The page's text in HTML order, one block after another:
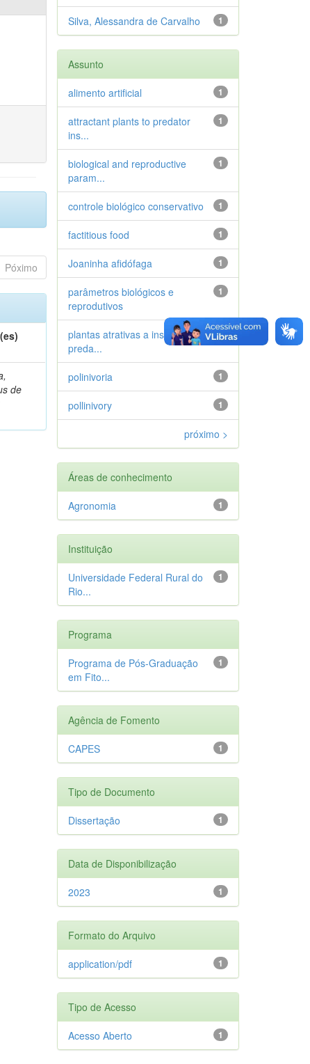
Póximo
de
1
Silva, Alessandra de Carvalho
Assunto
1
alimento artificial
1
attractant plants to predator
ins...
1
biological and reproductive
param...
1
controle biológico conservativo
1
factitious food
1
Joaninha afidófaga
1
parâmetros biológicos e
reprodutivos
1
plantas atrativas a insetos
preda...
1
polinivoria
1
pollinivory
próximo >
Áreas de conhecimento
1
Agronomia
Instituição
1
Universidade Federal Rural do
Rio...
Programa
1
Programa de Pós-Graduação
em Fito...
Agência de Fomento
1
CAPES
Tipo de Documento
1
Dissertação
Data de Disponibilização
1
2023
Formato do Arquivo
1
application/pdf
Tipo de Acesso
1
Acesso Aberto